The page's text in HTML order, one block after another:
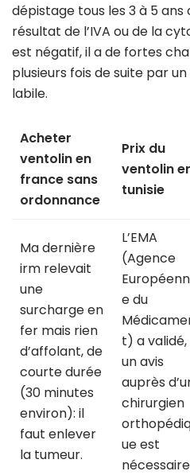
dépistage tous les 3 à 5
résultat de l’IVA ou de la
est négatif, il a de fortes
plusieurs fois de suite par
labile.
Acheter
ventolin en
france sans
ordonnance
Prix du
ventolin
tunisie
Ma dernière
irm relevait
une
surcharge en
fer mais rien
d’affolant, de
courte durée
(30 minutes
environ): il
faut enlever
la tumeur.
L’EMA
(Agence
Européenn
e du
t) a validé,
un avis
auprès
chirurgien
ue est